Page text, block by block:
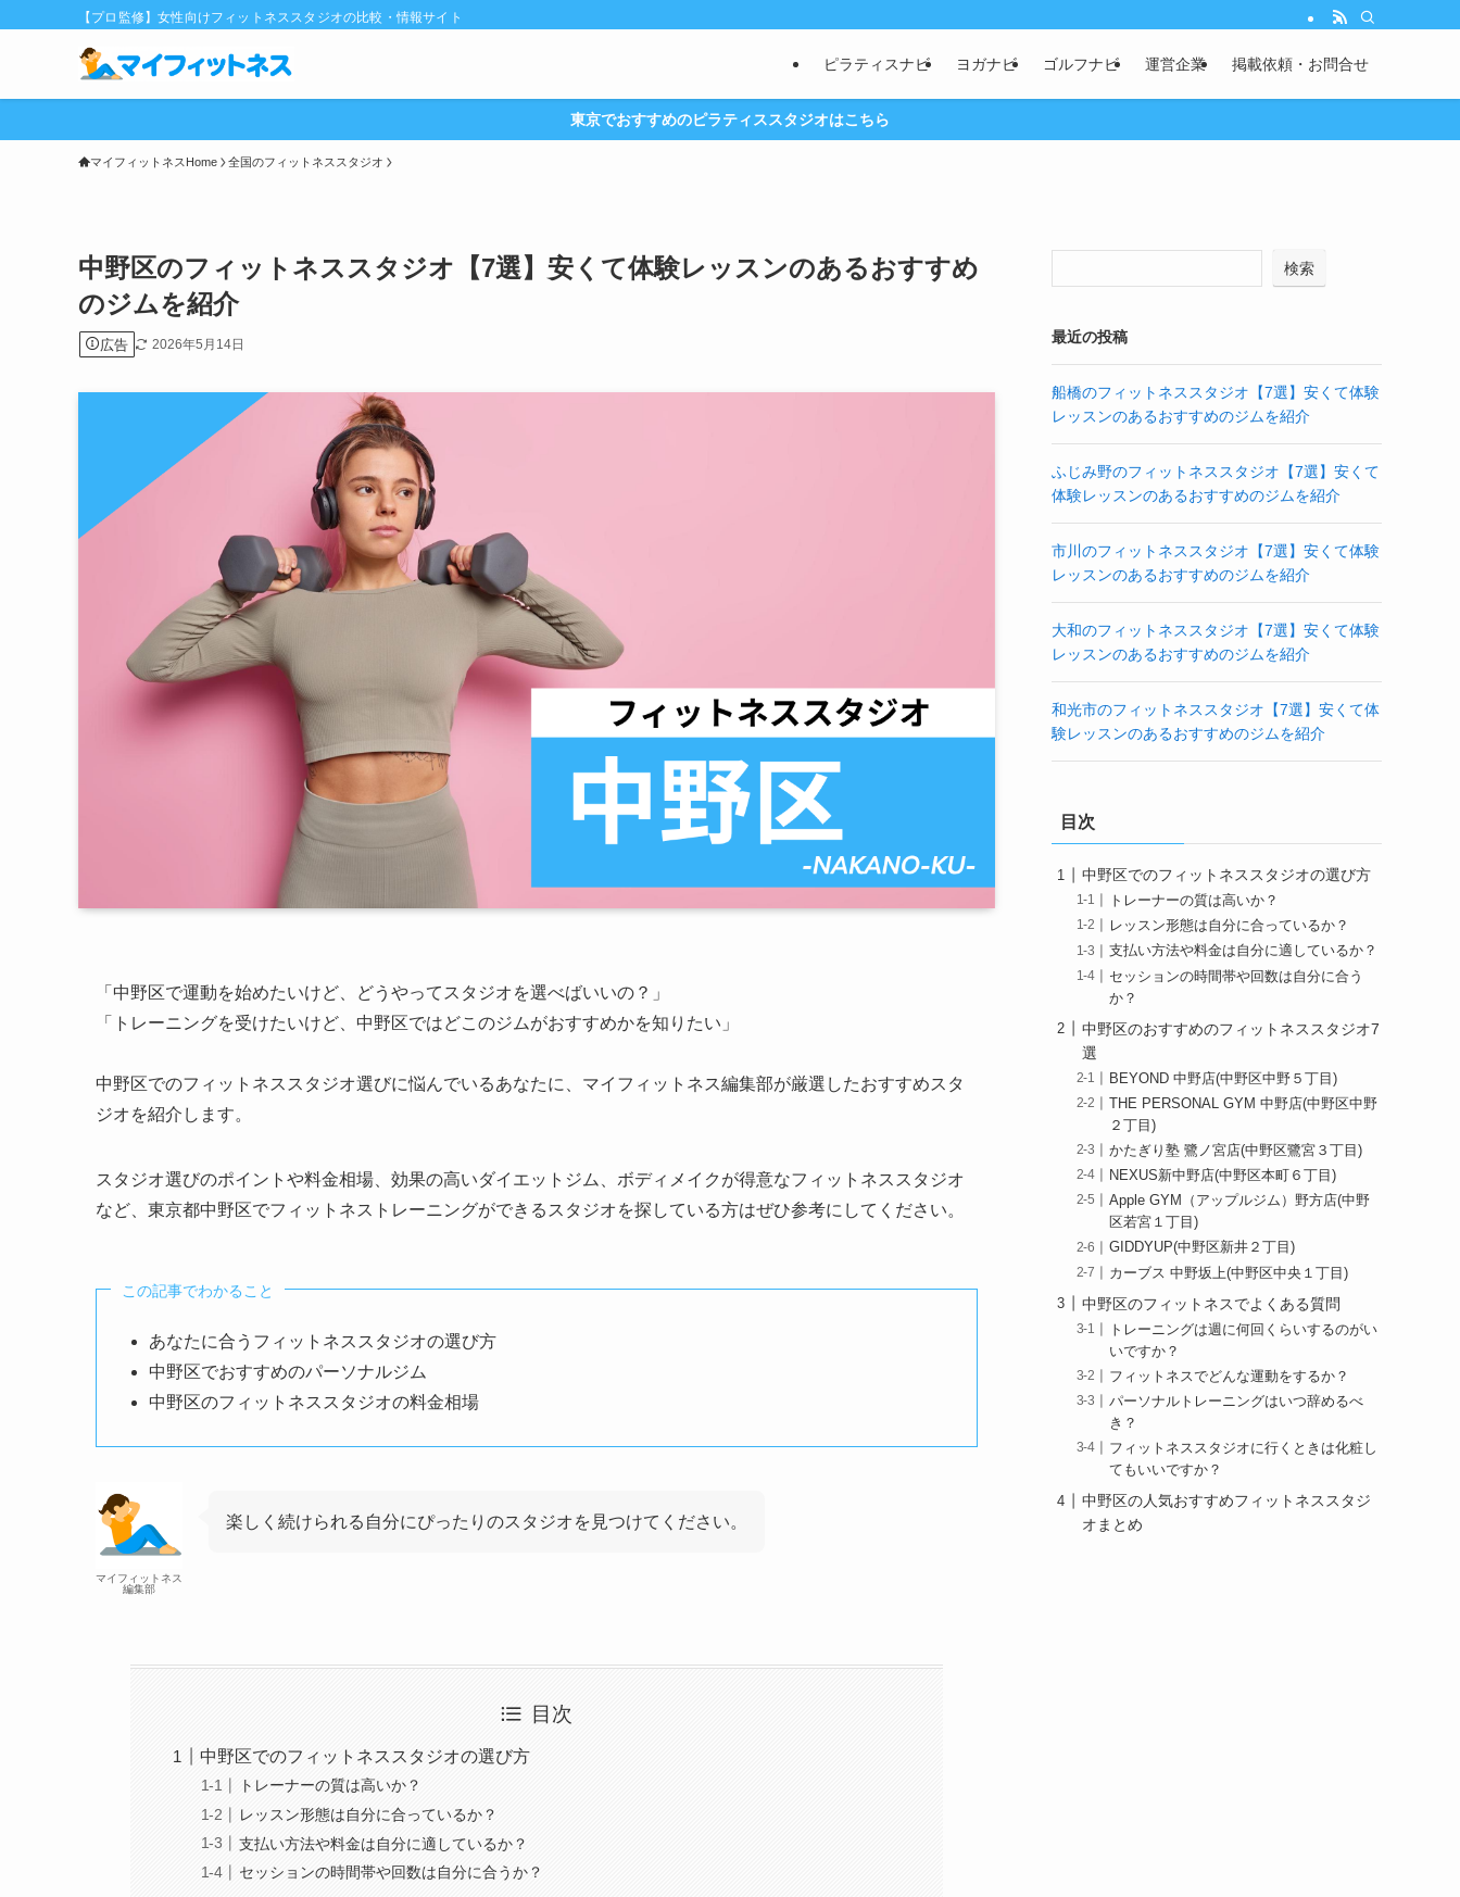
【プロ監修】女性向けフィットネススタジオの比較・情報サイト
ピラティスナビ ヨガナビ ゴルフナビ 運営企業 掲載依頼・お問合せ
東京でおすすめのピラティススタジオはこちら
マイフィットネスHome 全国のフィットネススタジオ
中野区のフィットネススタジオ【7選】安くて体験レッスンのあるおすすめ
のジムを紹介
広告 2026年5月14日
「中野区で運動を始めたいけど、どうやってスタジオを選べばいいの？」
「トレーニングを受けたいけど、中野区ではどこのジムがおすすめかを知りたい」
中野区でのフィットネススタジオ選びに悩んでいるあなたに、マイフィットネス編集部が厳選したおすすめスタ
ジオを紹介します。
スタジオ選びのポイントや料金相場、効果の高いダイエットジム、ボディメイクが得意なフィットネススタジオ
など、東京都中野区でフィットネストレーニングができるスタジオを探している方はぜひ参考にしてください。
この記事でわかること
あなたに合うフィットネススタジオの選び方
中野区でおすすめのパーソナルジム
中野区のフィットネススタジオの料金相場
マイフィットネス
編集部
楽しく続けられる自分にぴったりのスタジオを見つけてください。
目次
中野区でのフィットネススタジオの選び方
トレーナーの質は高いか？
レッスン形態は自分に合っているか？
支払い方法や料金は自分に適しているか？
セッションの時間帯や回数は自分に合うか？
検索
最近の投稿
船橋のフィットネススタジオ【7選】安くて体験
レッスンのあるおすすめのジムを紹介
ふじみ野のフィットネススタジオ【7選】安くて
体験レッスンのあるおすすめのジムを紹介
市川のフィットネススタジオ【7選】安くて体験
レッスンのあるおすすめのジムを紹介
大和のフィットネススタジオ【7選】安くて体験
レッスンのあるおすすめのジムを紹介
和光市のフィットネススタジオ【7選】安くて体
験レッスンのあるおすすめのジムを紹介
目次
中野区でのフィットネススタジオの選び方
トレーナーの質は高いか？
レッスン形態は自分に合っているか？
支払い方法や料金は自分に適しているか？
セッションの時間帯や回数は自分に合う
か？
中野区のおすすめのフィットネススタジオ7
選
BEYOND 中野店(中野区中野５丁目)
THE PERSONAL GYM 中野店(中野区中野
２丁目)
かたぎり塾 鷺ノ宮店(中野区鷺宮３丁目)
NEXUS新中野店(中野区本町６丁目)
Apple GYM（アップルジム）野方店(中野
区若宮１丁目)
GIDDYUP(中野区新井２丁目)
カーブス 中野坂上(中野区中央１丁目)
中野区のフィットネスでよくある質問
トレーニングは週に何回くらいするのがい
いですか？
フィットネスでどんな運動をするか？
パーソナルトレーニングはいつ辞めるべ
き？
フィットネススタジオに行くときは化粧し
てもいいですか？
中野区の人気おすすめフィットネススタジ
オまとめ